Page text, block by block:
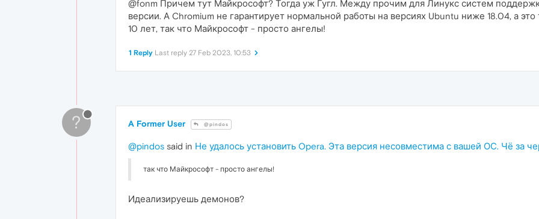
@fonm Причем тут Майкрософт? Тогда уж Гугл. Между прочим для Линукс систем
версии. А Chromium не гарантирует нормальной работы на версиях Ubuntu ниже 18.04, а
10 лет, так что Майкрософт - просто ангелы!
1 Reply Last reply 27 Feb 2023, 10:53
? A Former User @pindos
@pindos said in Не удалось установить Opera. Эта версия несовместима с вашей ОС. Чё за
так что Майкрософт - просто ангелы!
Идеализируешь демонов?